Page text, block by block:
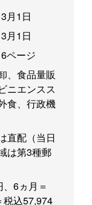
月1日
月1日
ページ
、食品量販
ニエンスス
食、行政機
直配（当日
は第3種郵
6ヵ月＝
税込57,974